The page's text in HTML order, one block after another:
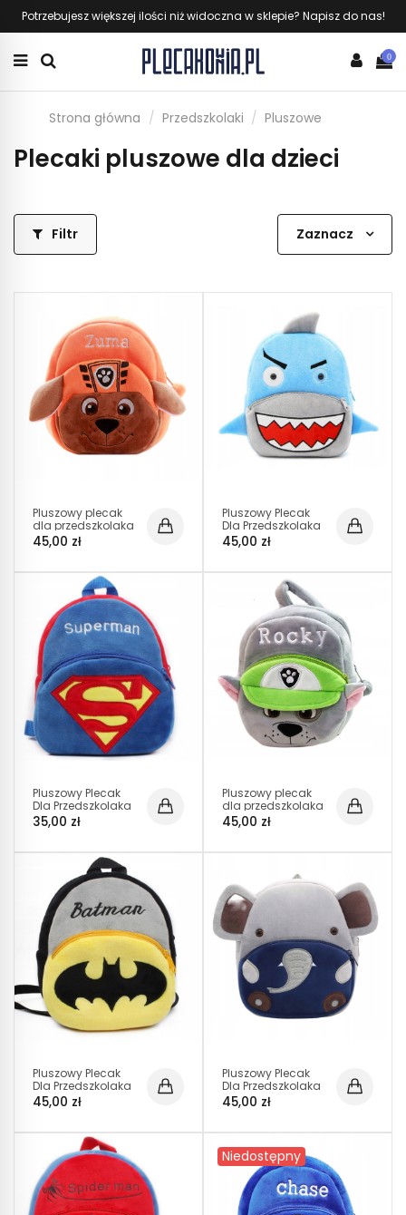
Potrzebujesz większej ilości niż widoczna w sklepie? Napisz do nas!
0
Strona główna Przedszkolaki Pluszowe
Plecaki pluszowe dla dzieci
Filtr Zaznacz
Pluszowy plecak
dla przedszkolaka
ZUMA Psi Patrol
(D021)
45,00 zł
Pluszowy Plecak
Dla Przedszkolaka
Rekin D005
45,00 zł
Pluszowy Plecak
Dla Przedszkolaka
Superman I D005
35,00 zł
Pluszowy plecak
dla przedszkolaka
ROCKY Psi Patrol
(D021)
45,00 zł
Pluszowy Plecak
Dla Przedszkolaka
Batman I D005
45,00 zł
Pluszowy Plecak
Dla Przedszkolaka
Słoń D005
45,00 zł
Niedostępny